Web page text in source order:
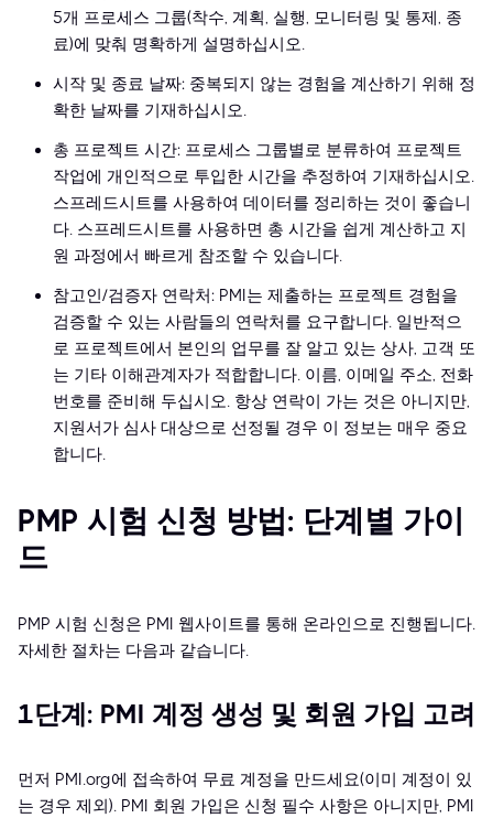
5개 프로세스 그룹(착수, 계획, 실행, 모니터링 및 통제, 종
료)에 맞춰 명확하게 설명하십시오.
시작 및 종료 날짜: 중복되지 않는 경험을 계산하기 위해 정
확한 날짜를 기재하십시오.
총 프로젝트 시간: 프로세스 그룹별로 분류하여 프로젝트
작업에 개인적으로 투입한 시간을 추정하여 기재하십시오.
스프레드시트를 사용하여 데이터를 정리하는 것이 좋습니
다. 스프레드시트를 사용하면 총 시간을 쉽게 계산하고 지
원 과정에서 빠르게 참조할 수 있습니다.
참고인/검증자 연락처: PMI는 제출하는 프로젝트 경험을
검증할 수 있는 사람들의 연락처를 요구합니다. 일반적으
로 프로젝트에서 본인의 업무를 잘 알고 있는 상사, 고객 또
는 기타 이해관계자가 적합합니다. 이름, 이메일 주소, 전화
번호를 준비해 두십시오. 항상 연락이 가는 것은 아니지만,
지원서가 심사 대상으로 선정될 경우 이 정보는 매우 중요
합니다.
PMP 시험 신청 방법: 단계별 가이
드
PMP 시험 신청은 PMI 웹사이트를 통해 온라인으로 진행됩니다.
자세한 절차는 다음과 같습니다.
1단계: PMI 계정 생성 및 회원 가입 고려
먼저 PMI.org에 접속하여 무료 계정을 만드세요(이미 계정이 있
는 경우 제외). PMI 회원 가입은 신청 필수 사항은 아니지만, PMI